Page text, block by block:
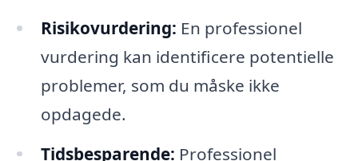
Risikovurdering: En professionel
vurdering kan identificere potentielle
problemer, som du måske ikke
opdagede.
Tidsbesparende: Professionel